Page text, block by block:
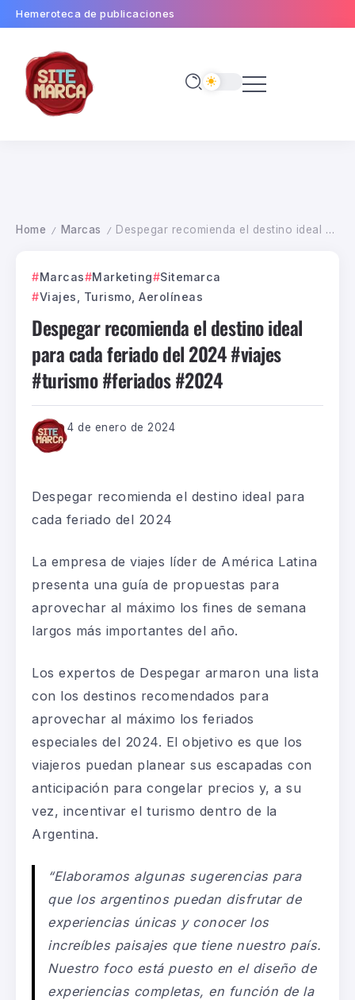
Hemeroteca de publicaciones
Home / Marcas / Despegar recomienda el destino ideal para cada feriado del 2024 #viajes #turismo #feriados #2024
Marcas Marketing
Sitemarca
Viajes, Turismo, Aerolíneas
Despegar recomienda el destino ideal
para cada feriado del 2024 #viajes
#turismo #feriados #2024
4 de enero de 2024
Despegar recomienda el destino ideal para
cada feriado del 2024
La empresa de viajes líder de América Latina
presenta una guía de propuestas para
aprovechar al máximo los fines de semana
largos más importantes del año.
Los expertos de Despegar armaron una lista
con los destinos recomendados para
aprovechar al máximo los feriados
especiales del 2024. El objetivo es que los
viajeros puedan planear sus escapadas con
anticipación para congelar precios y, a su
vez, incentivar el turismo dentro de la
Argentina.
“Elaboramos algunas sugerencias para
que los argentinos puedan disfrutar de
experiencias únicas y conocer los
increíbles paisajes que tiene nuestro país.
Nuestro foco está puesto en el diseño de
experiencias completas, en función de la